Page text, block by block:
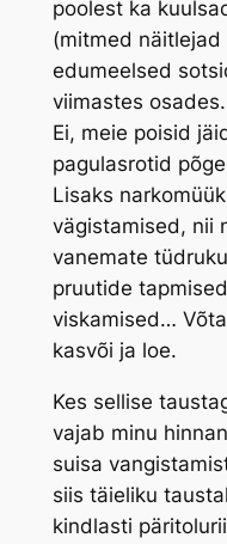
poolest ka
(mitmed
edumeelsed
viimastes
Ei, meie poisid
pagulasrotid
Lisaks
vägistamised, nii
vanemate
pruutide
viskamised…
kasvõi ja loe.
Kes sellise
vajab minu
suisa
siis täieliku
kindlasti